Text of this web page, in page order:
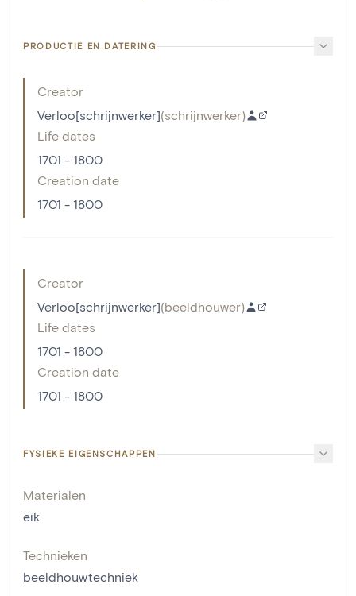
PRODUCTIE EN DATERING
Creator
Verloo[schrijnwerker](schrijnwerker)
Life dates
1701 - 1800
Creation date
1701 - 1800
Creator
Verloo[schrijnwerker](beeldhouwer)
Life dates
1701 - 1800
Creation date
1701 - 1800
FYSIEKE EIGENSCHAPPEN
Materialen
eik
Technieken
beeldhouwtechniek